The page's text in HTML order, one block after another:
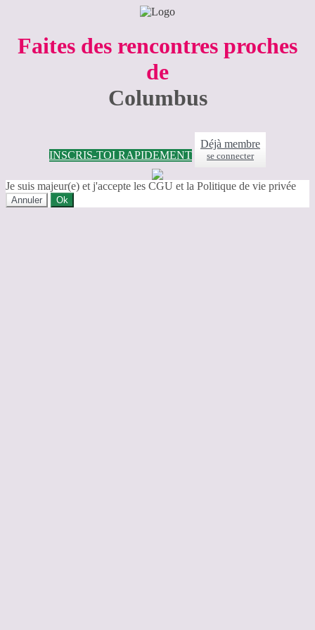
Faites des rencontres proches
de
Columbus
INSCRIS-TOI RAPIDEMENT
Déjà membre
se connecter
Je suis majeur(e) et j'accepte les CGU et la Politique de vie privée
Annuler Ok